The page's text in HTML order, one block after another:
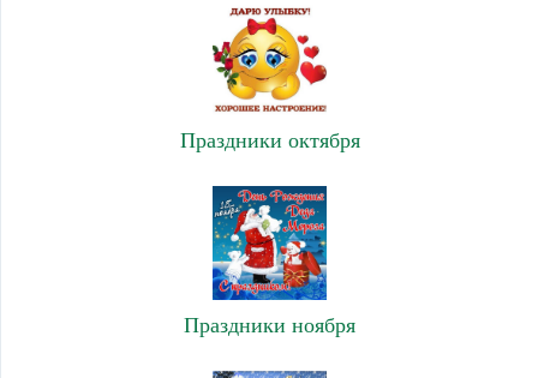
Праздники октября
Праздники ноября